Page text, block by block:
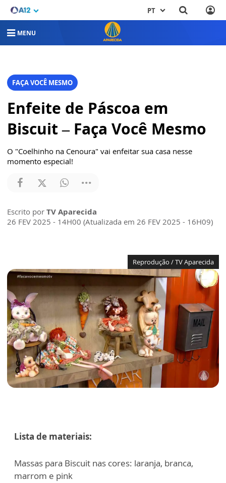
PT
MENU
FAÇA VOCÊ MESMO
Enfeite de Páscoa em
Biscuit – Faça Você Mesmo
O "Coelhinho na Cenoura" vai enfeitar sua casa nesse
momento especial!
Escrito por TV Aparecida
26 FEV 2025 - 14H00 (Atualizada em 26 FEV 2025 - 16H09)
Reprodução / TV Aparecida
Lista de materiais:
Massas para Biscuit nas cores: laranja, branca,
marrom e pink